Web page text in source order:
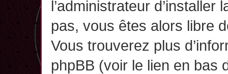
l’administrateur d’installer
pas, vous êtes alors libre
Vous trouverez plus
phpBB (voir le lien en bas